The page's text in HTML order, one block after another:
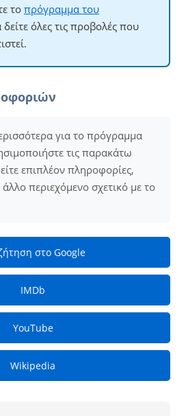
το πρόγραμμα του
δείτε όλες τις προβολές που
για το πρόγραμμα
τις παρακάτω
επιπλέον πληροφορίες,
άλλο περιεχόμενο σχετικό με το
στο Google
IMDb
YouTube
Wikipedia